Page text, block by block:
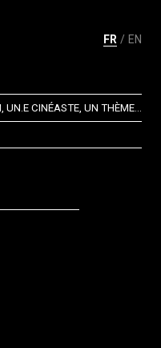
FR EN
UN.E CINÉASTE, UN THÈME...